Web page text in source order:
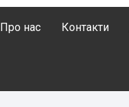
Про нас Контакти